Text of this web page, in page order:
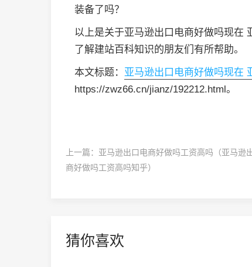
装备了吗？
以上是关于亚马逊出口电商好做吗现在
了解建站百科知识的朋友们有所帮助。
本文标题： 亚马逊出口电商好做吗现在
https://zwz66.cn/jianz/192212.html。
上一篇： 亚马逊出口电商好做吗工资高吗（亚马逊
商好做吗工资高吗知乎）
猜你喜欢